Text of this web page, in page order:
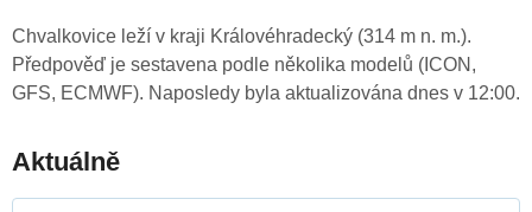
Chvalkovice leží v kraji Královéhradecký (314 m n. m.).
Předpověď je sestavena podle několika modelů (ICON,
GFS, ECMWF). Naposledy byla aktualizována dnes v 12:00.
Aktuálně